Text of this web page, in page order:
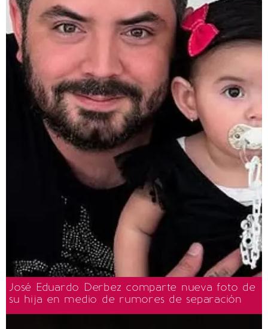
José Eduardo Derbez comparte nueva foto de
su hija en medio de rumores de separación